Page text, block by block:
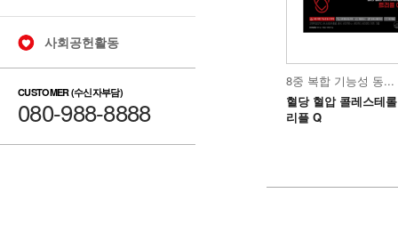
사회공헌활동
CUSTOMER (수신자부담)
080-988-8888
8중 복합 기능성 동...
혈당 혈압 콜레스테
리플 Q